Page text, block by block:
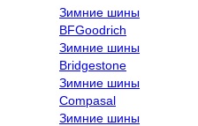
Зимние шины
BFGoodrich
Зимние шины
Bridgestone
Зимние шины
Compasal
Зимние шины